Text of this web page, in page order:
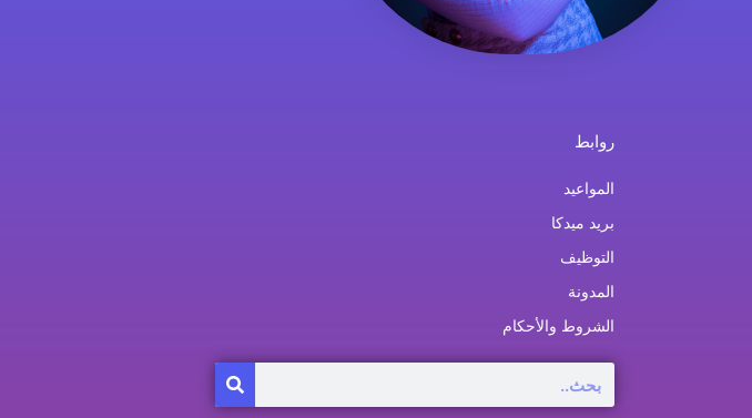
روابط
المواعيد
بريد ميدكا
التوظيف
المدونة
الشروط والأحكام